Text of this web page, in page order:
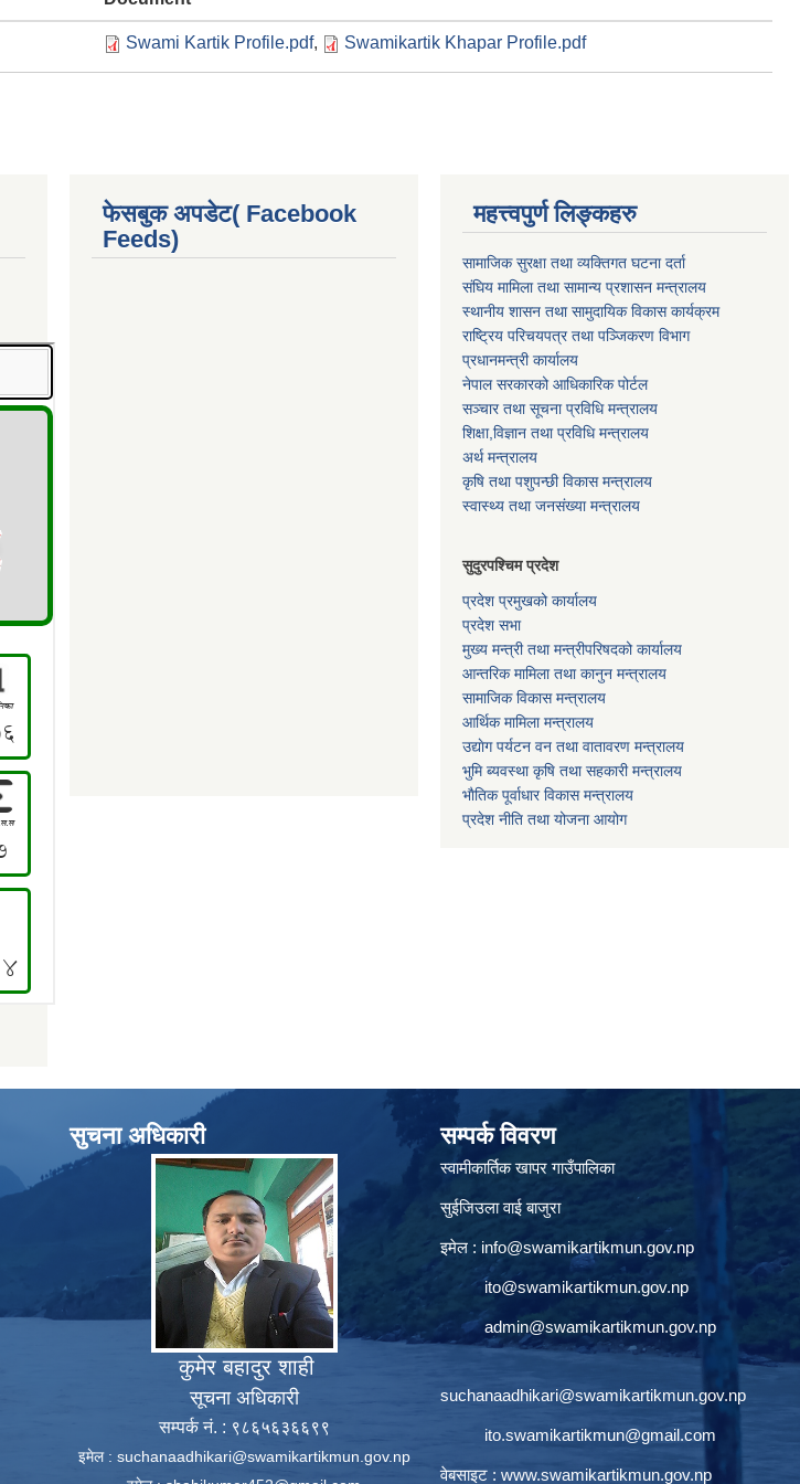
Swami Kartik Profile.pdf, Swamikartik Khapar Profile.pdf
फेसबुक अपडेट( Facebook
Feeds)
महत्त्वपुर्ण लिङ्कहरु
सामाजिक सुरक्षा तथा व्यक्तिगत घटना दर्ता
संघिय मामिला तथा सामान्य प्रशासन मन्त्रालय
स्थानीय शासन तथा सामुदायिक विकास कार्यक्रम
राष्ट्रिय परिचयपत्र तथा पञ्जिकरण विभाग
प्रधानमन्त्री कार्यालय
नेपाल सरकारको आधिकारिक पोर्टल
सञ्‍चार तथा सूचना प्रविधि मन्त्रालय
शिक्षा,विज्ञान तथा प्रविधि मन्त्रालय
अर्थ मन्त्रालय
कृषि तथा पशुपन्छी विकास मन्त्रालय
स्वास्थ्य तथा जनसंख्या मन्त्रालय
सुदुरपश्चिम प्रदेश
प्रदेश प्रमुखको कार्यालय
प्रदेश सभा
मुख्य मन्त्री तथा मन्त्रीपरिषदको कार्यालय
आन्तरिक मामिला तथा कानुन मन्त्रालय
सामाजिक विकास मन्त्रालय
आर्थिक मामिला मन्त्रालय
उद्याेग पर्यटन वन तथा वातावरण मन्त्रालय
भुमि ब्यवस्था कृषि तथा सहकारी मन्त्रालय
भाैतिक पूर्वाधार विकास मन्त्रालय
प्रदेश नीति तथा योजना आयोग
सुचना अधिकारी
कुमेर बहादुर शाही
सूचना अधिकारी
सम्पर्क नं. : ९८६५६३६६९९
इमेल : suchanaadhikari@swamikartikmun.gov.np
सम्पर्क विवरण
स्वामीकार्तिक खापर गाउँपालिका
सुईजिउला वाई बाजुरा
इमेल : info@swamikartikmun.gov.np
ito@swamikartikmun.gov.np
admin@swamikartikmun.gov.np
suchanaadhikari@swamikartikmun.gov.np
ito.swamikartikmun@gmail.com
वेबसाइट : www.swamikartikmun.gov.np